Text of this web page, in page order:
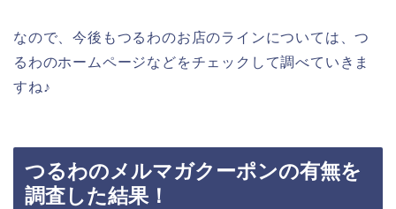
なので、今後もつるわのお店のラインについては、つ
るわのホームページなどをチェックして調べていきま
すね♪
つるわのメルマガクーポンの有無を
調査した結果！